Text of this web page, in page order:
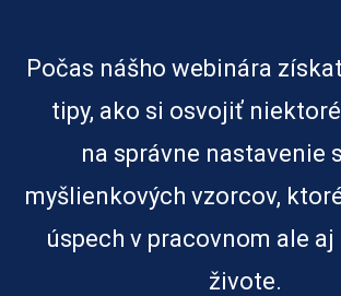
Počas nášho webinára
tipy, ako si osvojiť
na správne nastavenie
myšlienkových vzorcov,
úspech v pracovnom ale
živote.